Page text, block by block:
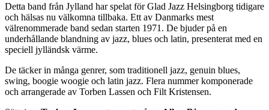
Detta band från Jylland har spelat för Glad Jazz Helsingborg tidigare
och hälsas nu välkomna tillbaka. Ett av Danmarks mest
välrenommerade band sedan starten 1971. De bjuder på en
underhållande blandning av jazz, blues och latin, presenterat med en
speciell jylländsk värme.
De täcker in många genrer, som traditionell jazz, genuin blues,
swing, boogie woogie och latin jazz. Flera nummer komponerade
och arrangerade av Torben Lassen och Filt Kristensen.